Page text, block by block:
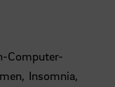
Computer-
Insomnia,